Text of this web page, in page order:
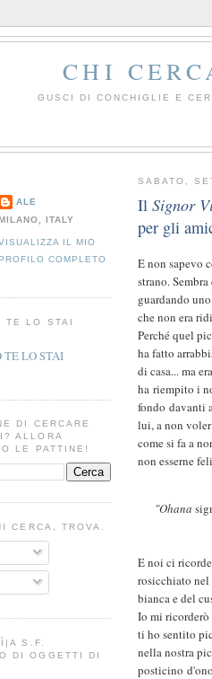
CHI
GUSCI DI CONCHIGLIE E
SABATO,
Il Signor
per gli
E non sapevo
strano.
guardando
che non era
Perché quel
ha fatto
di casa... ma
ha riempito i
fondo davanti
lui, a non
come si fa a
non esserne
"Ohana
E noi ci
rosicchiato nel
bianca e del
Io mi
ti ho sentito
nella nostra
posticino
ALE
ITALY
IL MIO
PROFILO COMPLETO
TE LO STAI
DI CERCARE
ALLORA
LE PATTINE!
CERCA, TROVA.
S.F.
DI OGGETTI DI